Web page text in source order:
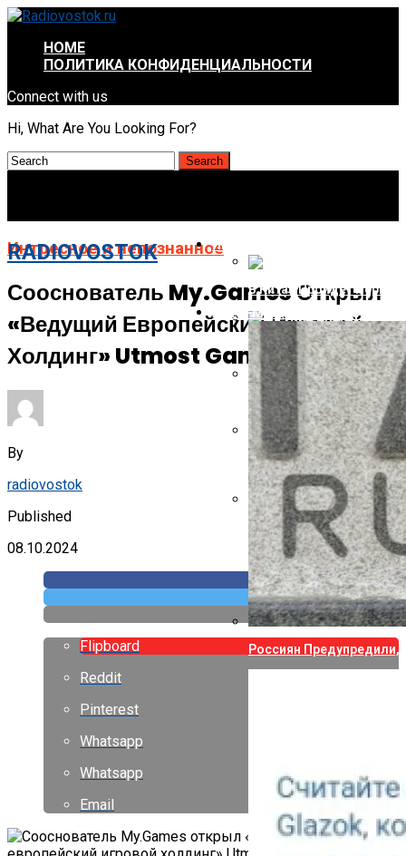
HOME
ПОЛИТИКА КОНФИДЕНЦИАЛЬНОСТИ
Connect with us
Hi, What Are You Looking For?
RADIOVOSTOK ИНТРЕСНОЕ И НЕПОЗНАННОЕ
В Китае Пройдёт
Energizer Выходит На
AMD Отложила Запуск
Указ Трампа Отводит
Canon Выпустила
Собственных
АВТО-МОТО
Россиян
Интресное и непознанное
Сооснователь My.Games Открыл
«ведущий Европейский Игровой
Холдинг» Utmost Games
By
radiovostok
Published
08.10.2024
Flipboard
Reddit
Pinterest
Whatsapp
Whatsapp
Email